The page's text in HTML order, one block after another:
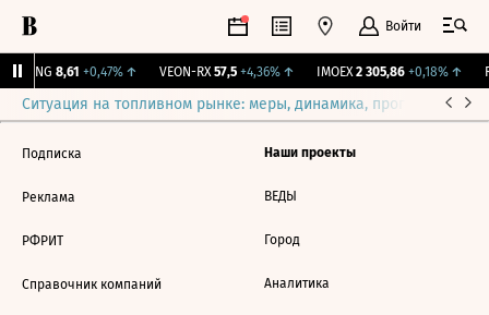
Войти
BLNG 8,61 +0,47%↑ VEON-RX 57,5 +4,36%↑ IMOEX 2 305,86 +0,18%↑
Ситуация на топливном рынке: меры, динамика, прогнозы
Подписка
Реклама
РФРИТ
Справочник компаний
Наши проекты
ВЕДЫ
Город
Аналитика